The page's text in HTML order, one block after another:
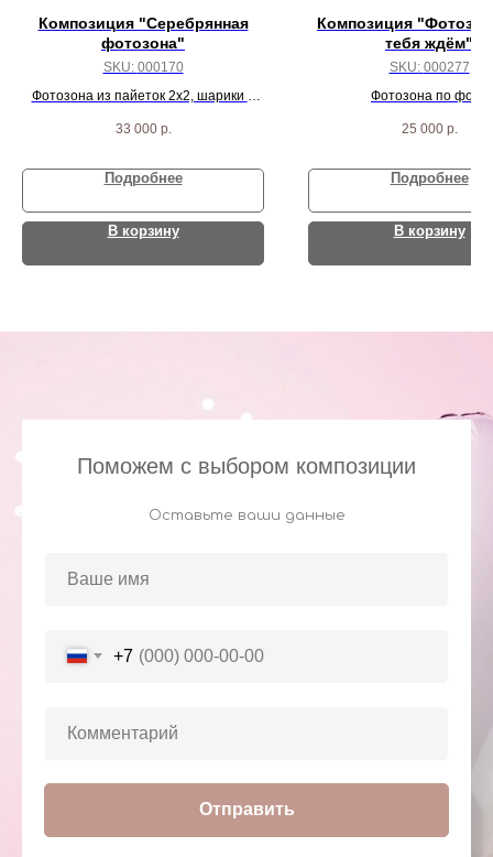
Композиция "Серебрянная
фотозона"
SKU: 000170
Фотозона из пайеток 2х2, шарики и
33 000 р.
Подробнее
В корзину
Композиция
тебя ждём"
SKU: 000277
Фотозона по фото
25 000 р.
Подробнее
В корзину
Поможем с выбором композиции
Оставьте ваши данные
+7
Отправить